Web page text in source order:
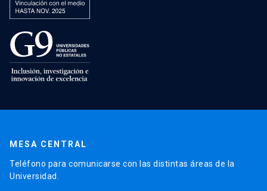
MESA CENTRAL
Teléfono para comunicarse con las distintas áreas de la
Universidad.